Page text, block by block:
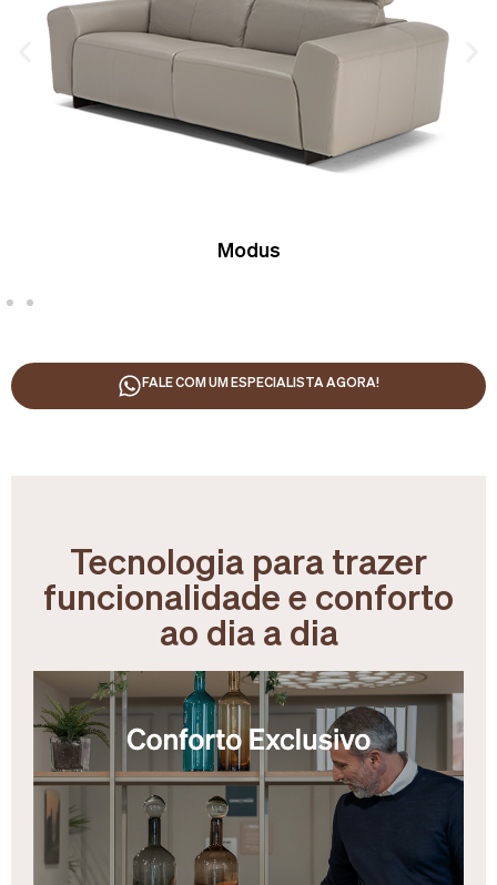
Modus
FALE COM UM ESPECIALISTA AGORA!
Tecnologia para trazer
funcionalidade e conforto
ao dia a dia